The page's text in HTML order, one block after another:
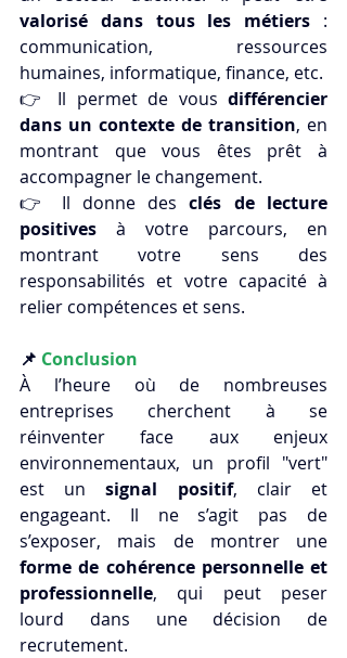
valorisé dans tous les métiers :
communication, ressources
humaines, informatique, finance, etc.
👉 Il permet de vous différencier
dans un contexte de transition, en
montrant que vous êtes prêt à
accompagner le changement.
👉 Il donne des clés de lecture
positives à votre parcours, en
montrant votre sens des
responsabilités et votre capacité à
relier compétences et sens.
📌 Conclusion
À l’heure où de nombreuses
entreprises cherchent à se
réinventer face aux enjeux
environnementaux, un profil "vert"
est un signal positif, clair et
engageant. Il ne s’agit pas de
forme de cohérence personnelle et
professionnelle, qui peut peser
lourd dans une décision de
recrutement.